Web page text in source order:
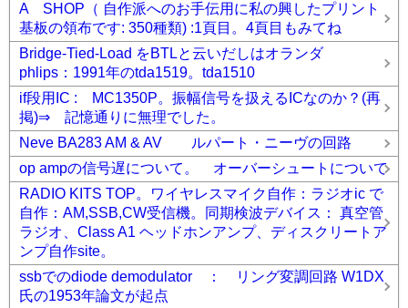
A SHOP（ 自作派へのお手伝用に私の興したプリント
基板の領布です: 350種類) :1頁目。4頁目もみてね
Bridge-Tied-Load をBTLと云いだしはオランダ
phlips：1991年のtda1519。tda1510
if段用IC : MC1350P。振幅信号を扱えるICなのか？(再
掲)⇒ 記憶通りに無理でした。
Neve BA283 AM & AV ルパート・ニーヴの回路
op ampの信号遅について。 オーバーシュートについて
RADIO KITS TOP。ワイヤレスマイク自作：ラジオic で
自作：AM,SSB,CW受信機。同期検波デバイス： 真空管
ラジオ、Class A1 ヘッドホンアンプ、ディスクリートア
ンプ自作site。
ssbでのdiode demodulator ： リング変調回路 W1DX
氏の1953年論文が起点